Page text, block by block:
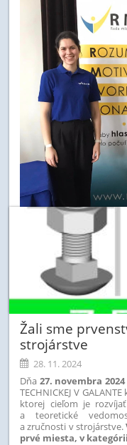
Žali sme
strojárstve
28. 11. 2024
Dňa 27. novembra 2024
TECHNICKEJ V
ktorej cieľom je
a teoretické
a zručnosti v strojárstve.
prvé miesta, v